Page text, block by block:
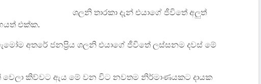
ශලනි තාරකා දැන් එයාගේ ජීවිතේ අලුත්
එක්ක.
අතරේ ජනප්‍රිය ශලනි එයාගේ ජීවිතේ ලස්සනම දවස් මේ
වෙලා කිව්වට ඇය මේ වන විට නවතම නිර්මාණයකට දායක